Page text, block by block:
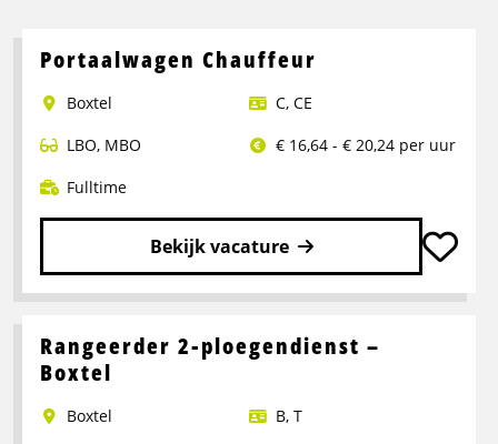
Portaalwagen Chauffeur
Boxtel C, CE
LBO, MBO
€ 16,64 - € 20,24 per uur
Fulltime
Bekijk vacature
Lees
over
Portaalwagen
Rangeerder 2-ploegendienst –
Boxtel
Boxtel B, T